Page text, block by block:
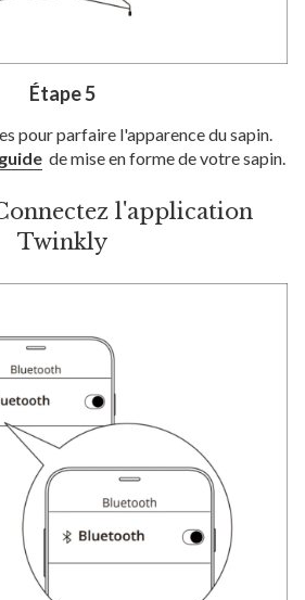
Étape 5
pour parfaire l'apparence du sapin.
guidede mise en forme de votre sapin.
l'application
Twinkly